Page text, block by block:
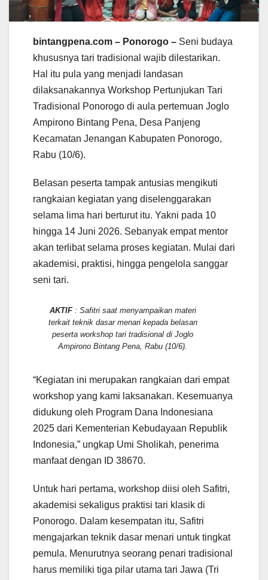
bintangpena.com – Ponorogo – Seni budaya
khususnya tari tradisional wajib dilestarikan.
Hal itu pula yang menjadi landasan
dilaksanakannya Workshop Pertunjukan Tari
Tradisional Ponorogo di aula pertemuan Joglo
Ampirono Bintang Pena, Desa Panjeng
Kecamatan Jenangan Kabupaten Ponorogo,
Rabu (10/6).
Belasan peserta tampak antusias mengikuti
rangkaian kegiatan yang diselenggarakan
selama lima hari berturut itu. Yakni pada 10
hingga 14 Juni 2026. Sebanyak empat mentor
akan terlibat selama proses kegiatan. Mulai dari
akademisi, praktisi, hingga pengelola sanggar
seni tari.
AKTIF: Safitri saat menyampaikan materi
terkait teknik dasar menari kepada belasan
peserta workshop tari tradisional di Joglo
Ampirono Bintang Pena, Rabu (10/6).
“Kegiatan ini merupakan rangkaian dari empat
workshop yang kami laksanakan. Kesemuanya
didukung oleh Program Dana Indonesiana
2025 dari Kementerian Kebudayaan Republik
Indonesia,” ungkap Umi Sholikah, penerima
manfaat dengan ID 38670.
Untuk hari pertama, workshop diisi oleh Safitri,
akademisi sekaligus praktisi tari klasik di
Ponorogo. Dalam kesempatan itu, Safitri
mengajarkan teknik dasar menari untuk tingkat
pemula. Menurutnya seorang penari tradisional
harus memiliki tiga pilar utama tari Jawa (Tri